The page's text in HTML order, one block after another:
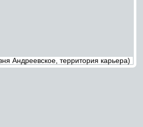
Андреевское, территория карьера)